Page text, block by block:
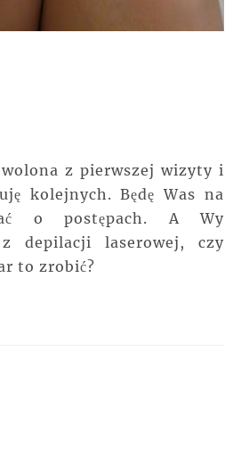
z pierwszej wizyty i
kolejnych. Będę Was na
o postępach. A Wy
z depilacji laserowej, czy
to zrobić?